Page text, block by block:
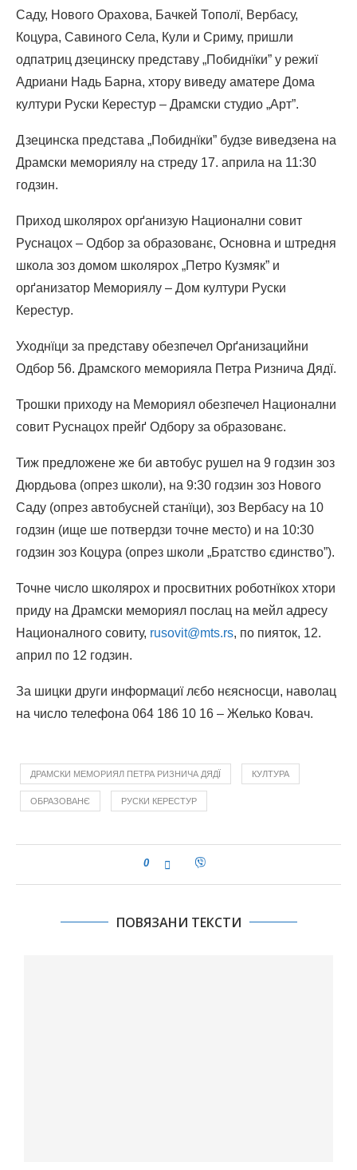
Саду, Нового Орахова, Бачкей Тополї, Вербасу,
Коцура, Савиного Села, Кули и Сриму, пришли
одпатриц дзецинску представу „Побиднїки” у режиї
Адриани Надь Барна, хтору виведу аматере Дома
култури Руски Керестур – Драмски студио „Арт”.
Дзецинска представа „Побиднїки” будзе виведзена на
Драмски мемориялу на стреду 17. априла на 11:30
годзин.
Приход школярох орґанизую Национални совит
Руснацох – Одбор за образованє, Основна и штредня
школа зоз домом школярох „Петро Кузмяк” и
орґанизатор Мемориялу – Дом култури Руски
Керестур.
Уходнїци за представу обезпечел Орґанизацийни
Одбор 56. Драмского меморияла Петра Ризнича Дядї.
Трошки приходу на Мемориял обезпечел Национални
совит Руснацох прейґ Одбору за образованє.
Тиж предложене же би автобус рушел на 9 годзин зоз
Дюрдьова (опрез школи), на 9:30 годзин зоз Нового
Саду (опрез автобусней станїци), зоз Вербасу на 10
годзин (ище ше потвердзи точне место) и на 10:30
годзин зоз Коцура (опрез школи „Братство єдинство”).
Точне число школярох и просвитних роботнїкох хтори
приду на Драмски мемориял послац на мейл адресу
Националного совиту, rusovit@mts.rs, по пияток, 12.
април по 12 годзин.
За шицки други информациї лєбо нєясносци, наволац
на число телефона 064 186 10 16 – Желько Ковач.
ДРАМСКИ МЕМОРИЯЛ ПЕТРА РИЗНИЧА ДЯДЇ КУЛТУРА
ОБРАЗОВАНЄ РУСКИ КЕРЕСТУР
0
ПОВЯЗАНИ ТЕКСТИ